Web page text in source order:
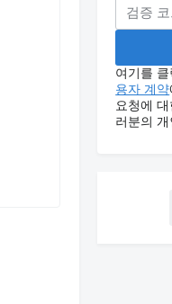
여기를 클
용자 계약
요청에
러분의